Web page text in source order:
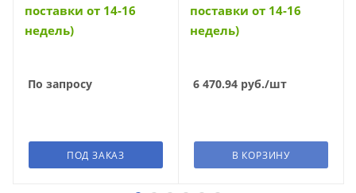
поставки от 14-16
недель)
По запросу
ПОД ЗАКАЗ
поставки от 14-16
недель)
6 470.94 руб./шт
В КОРЗИНУ